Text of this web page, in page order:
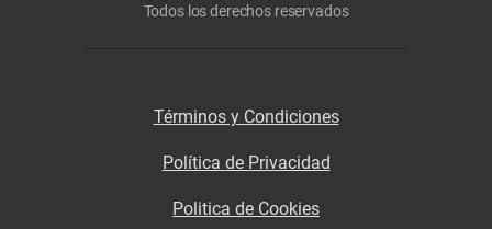
Todos los derechos reservados
Términos y Condiciones
Política de Privacidad
Politica de Cookies